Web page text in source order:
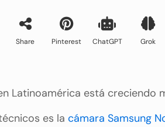
Share Pinterest ChatGPT Grok
Latinoamérica está creciendo
es la cámara Samsung